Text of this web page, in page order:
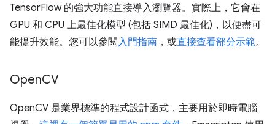
TensorFlow 的強大功能直接導入瀏覽器。實際上，它會在
GPU 和 CPU 上最佳化模型 (包括 SIMD 最佳化)，以便盡可
能提升效能。您可以參閱入門指南 ，或直接查看部分示範。
OpenCV
OpenCV 是業界標準的程式設計函式，主要用於即時電腦